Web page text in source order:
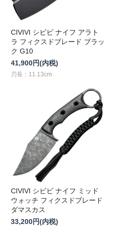
CIVIVI シビビ ナイフ アラト
ラ フィクスドブレード ブラッ
ク G10
41,900円(内税)
刃長：11.13cm
CIVIVI シビビ ナイフ ミッド
ウォッチ フィクスドブレード
ダマスカス
33,200円(内税)